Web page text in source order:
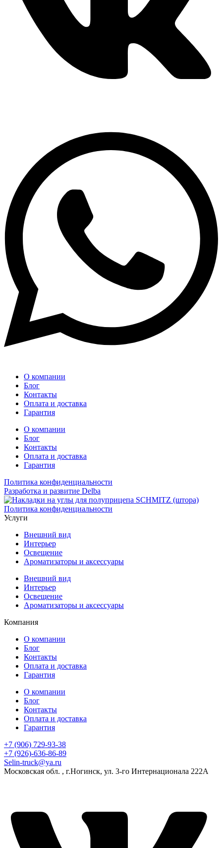
О компании
Блог
Контакты
Оплата и доставка
Гарантия
О компании
Блог
Контакты
Оплата и доставка
Гарантия
Политика конфиденциальности
Разработка и развитие Delba
Политика конфиденциальности
Услуги
Внешний вид
Интерьер
Освещение
Ароматизаторы и аксессуары
Внешний вид
Интерьер
Освещение
Ароматизаторы и аксессуары
Компания
О компании
Блог
Контакты
Оплата и доставка
Гарантия
О компании
Блог
Контакты
Оплата и доставка
Гарантия
+7 (906) 729-93-38
+7 (926)-636-86-89
Selin-truck@ya.ru
Московская обл. , г.Ногинск, ул. 3-го Интернационала 222А